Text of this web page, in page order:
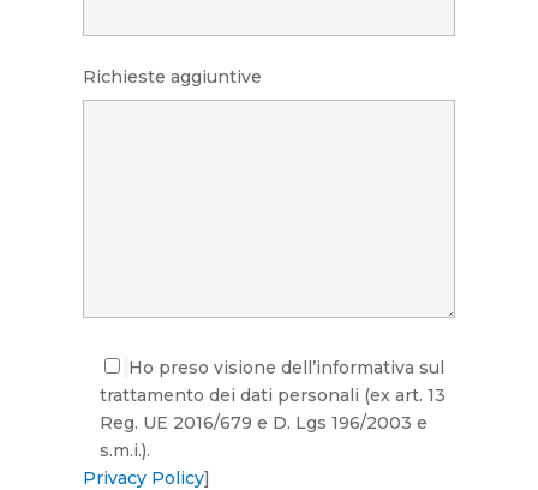
Richieste aggiuntive
Ho preso visione dell’informativa sul
trattamento dei dati personali (ex art. 13
Reg. UE 2016/679 e D. Lgs 196/2003 e
s.m.i.).
Privacy Policy]